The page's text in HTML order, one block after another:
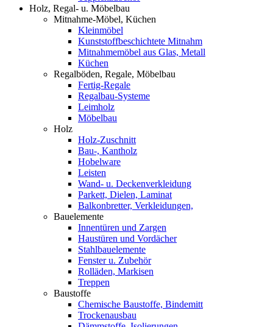
Holz, Regal- u. Möbelbau
Mitnahme-Möbel, Küchen
Kleinmöbel
Kunststoffbeschichtete Mitnahm
Mitnahmemöbel aus Glas, Metall
Küchen
Regalböden, Regale, Möbelbau
Fertig-Regale
Regalbau-Systeme
Leimholz
Möbelbau
Holz
Holz-Zuschnitt
Bau-, Kantholz
Hobelware
Leisten
Wand- u. Deckenverkleidung
Parkett, Dielen, Laminat
Balkonbretter, Verkleidungen,
Bauelemente
Innentüren und Zargen
Haustüren und Vordächer
Stahlbauelemente
Fenster u. Zubehör
Rolläden, Markisen
Treppen
Baustoffe
Chemische Baustoffe, Bindemitt
Trockenausbau